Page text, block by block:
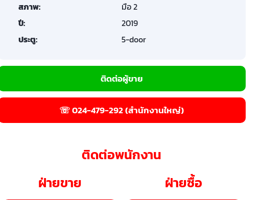
สภาพ:
มือ 2
ปี:
2019
ประตู:
5-door
ติดต่อผู้ขาย
☏ 024-479-292 (สำนักงานใหญ่)
ติดต่อพนักงาน
ฝ่ายขาย
ฝ่ายซื้อ